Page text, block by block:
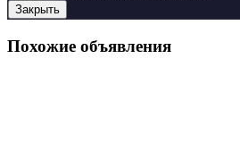
Закрыть
Похожие объявления